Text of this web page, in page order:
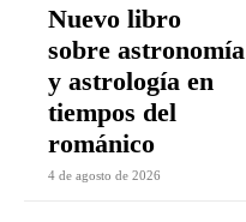
Nuevo libro
sobre astronomía
y astrología en
tiempos del
románico
4 de agosto de 2026